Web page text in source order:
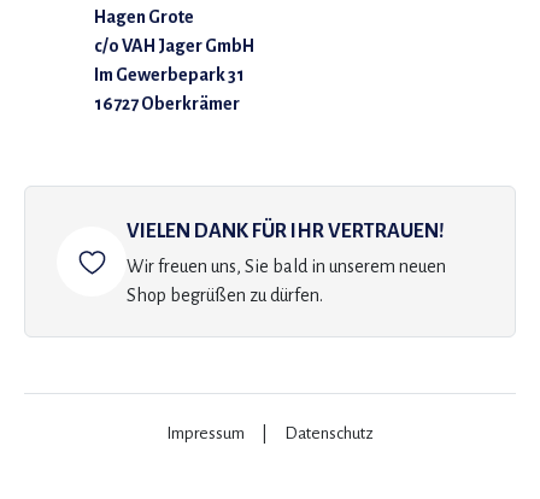
Hagen Grote
c/o VAH Jager GmbH
Im Gewerbepark 31
16727 Oberkrämer
VIELEN DANK FÜR IHR VERTRAUEN!
Wir freuen uns, Sie bald in unserem neuen
Shop begrüßen zu dürfen.
Impressum Datenschutz